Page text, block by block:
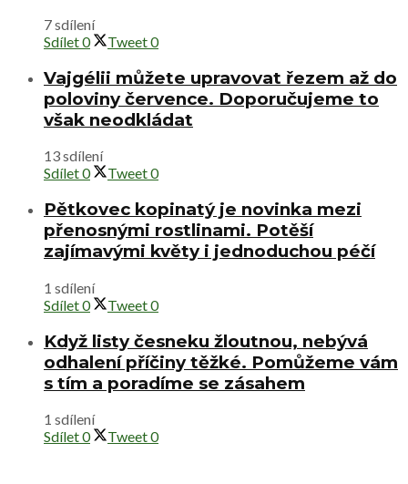
7 sdílení
Sdílet0 Tweet0
Vajgélii můžete upravovat řezem až do
poloviny července. Doporučujeme to
však neodkládat
13 sdílení
Sdílet0 Tweet0
Pětkovec kopinatý je novinka mezi
přenosnými rostlinami. Potěší
zajímavými květy i jednoduchou péčí
1 sdílení
Sdílet0 Tweet0
Když listy česneku žloutnou, nebývá
odhalení příčiny těžké. Pomůžeme vám
s tím a poradíme se zásahem
1 sdílení
Sdílet0 Tweet0